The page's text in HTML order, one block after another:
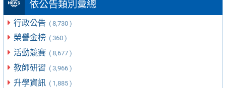
依公告類別彙總
行政公告 ( 8,730 )
榮譽金榜 ( 360 )
活動競賽 ( 8,677 )
教師研習 ( 3,966 )
升學資訊 ( 1,885 )